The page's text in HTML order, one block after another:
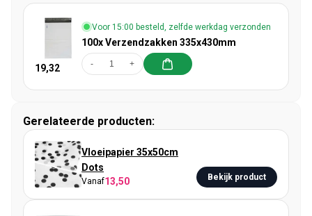
19,32
Voor 15:00 besteld, zelfde werkdag verzonden
100x Verzendzakken 335x430mm
- +
Gerelateerde producten:
Vloeipapier 35x50cm
Dots
Vanaf13,50 Bekijk product